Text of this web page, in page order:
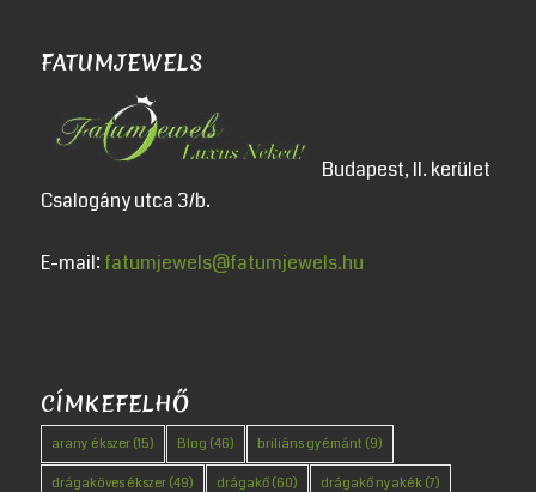
FATUMJEWELS
Budapest, II. kerület
Csalogány utca 3/b.
E-mail: fatumjewels@fatumjewels.hu
CÍMKEFELHŐ
arany ékszer(15) Blog (46) briliáns gyémánt (9)
drágaköves ékszer(49) drágakő(60) drágakő nyakék(7)